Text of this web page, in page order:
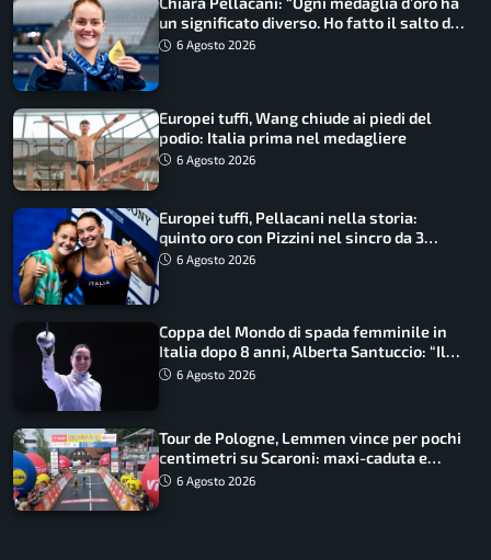
un significato diverso. Ho fatto il salto di
qualità”
6 Agosto 2026
Europei tuffi, Wang chiude ai piedi del
podio: Italia prima nel medagliere
6 Agosto 2026
Europei tuffi, Pellacani nella storia:
quinto oro con Pizzini nel sincro da 3
metri
6 Agosto 2026
Coppa del Mondo di spada femminile in
Italia dopo 8 anni, Alberta Santuccio: “Il
lavoro dà sempre i suoi frutti”
6 Agosto 2026
Tour de Pologne, Lemmen vince per pochi
centimetri su Scaroni: maxi-caduta e
tappa accorciata
6 Agosto 2026